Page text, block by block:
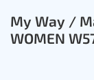
My Way /
WOMEN